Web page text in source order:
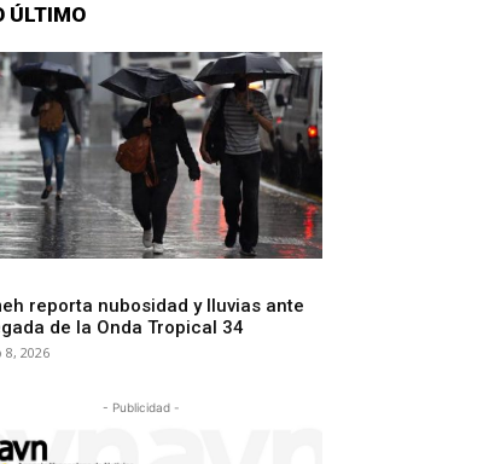
ÚLTIMO
reporta nubosidad y lluvias ante
de la Onda Tropical 34
8, 2026
- Publicidad -